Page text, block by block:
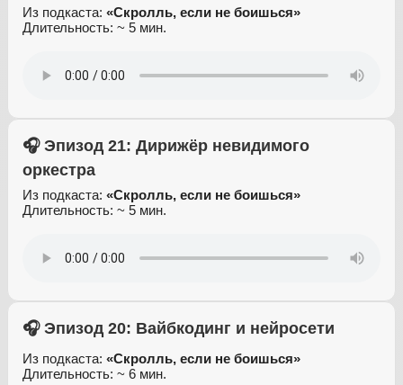
Из подкаста: «Скролль, если не боишься»
Длительность: ~ 5 мин.
🎧 Эпизод 21: Дирижёр невидимого
оркестра
Из подкаста: «Скролль, если не боишься»
Длительность: ~ 5 мин.
🎧 Эпизод 20: Вайбкодинг и нейросети
Из подкаста: «Скролль, если не боишься»
Длительность: ~ 6 мин.